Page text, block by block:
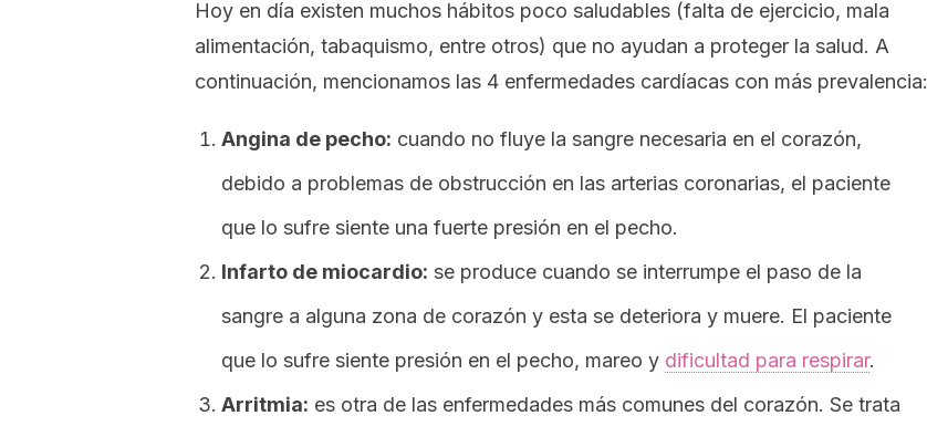
Hoy en día existen muchos hábitos poco saludables (falta de ejercicio, mala
alimentación, tabaquismo, entre otros) que no ayudan a proteger la salud. A
continuación, mencionamos las 4 enfermedades cardíacas con más prevalencia:
Angina de pecho: cuando no fluye la sangre necesaria en el corazón,
debido a problemas de obstrucción en las arterias coronarias, el paciente
que lo sufre siente una fuerte presión en el pecho.
Infarto de miocardio: se produce cuando se interrumpe el paso de la
sangre a alguna zona de corazón y esta se deteriora y muere. El paciente
que lo sufre siente presión en el pecho, mareo y dificultad para respirar.
Arritmia: es otra de las enfermedades más comunes del corazón. Se trata